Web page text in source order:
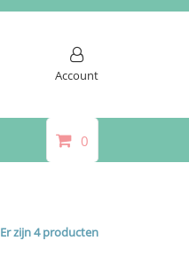
Account
0
Er zijn 4 producten